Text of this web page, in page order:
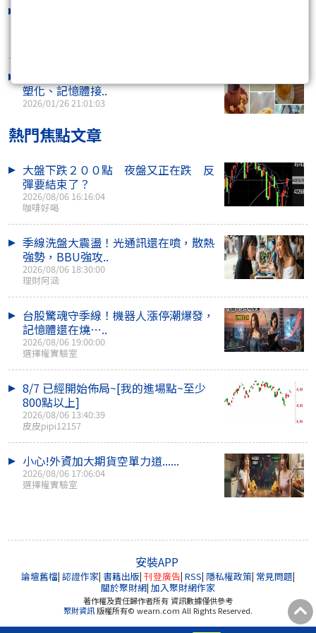
塑化、記憶體接..
2026/01/26 21:01:03
熱門焦點文章
大盤下跌２００點 夜盤又正在跌 反
彈要結束了？
2026/08/06 16:16:04
咖啡好喝
季線洗盤大震盪！光通訊還在噴，散熱
強勢，BBU強攻..
2026/08/06 18:30:00
理財阿涵
台股驚魂守季線！機器人漲停潮爆發，
記憶體還在燒…..
2026/08/06 19:00:00
選擇權實驗室
8/7 已經開始佈局~[我的進場點~至少
800點以上]
2026/08/06 13:40:39
皮皮pipi12157
小心!外資加大期貨空單力道......
2026/08/06 17:06:04
選擇權實驗室
安裝APP
論壇舊檔| 認證作家| 書籍出版| 刊登廣告| RSS| 隱私權政策| 常見問題|
關於聚財網| 加入聚財網作家
著作權及責任歸作者所有 資訊數據僅供參考
聚財資訊版權所有© wearn.com All Rights Reserved.